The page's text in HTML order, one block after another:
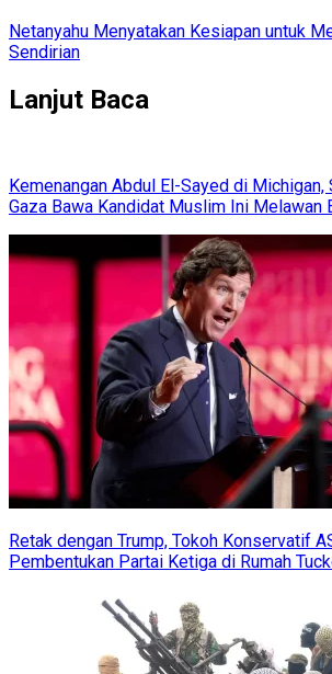
Netanyahu Menyatakan Kesiapan untuk
Sendirian
Lanjut Baca
Kemenangan Abdul El-Sayed di
Gaza Bawa Kandidat Muslim Ini Melawan
Retak dengan Trump, Tokoh Konservatif
Pembentukan Partai Ketiga di Rumah